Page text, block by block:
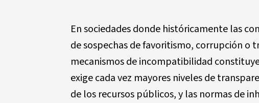
En sociedades donde históricamente las
de sospechas de favoritismo, corrupción o
mecanismos de incompatibilidad
exige cada vez mayores niveles de
de los recursos públicos, y las normas de